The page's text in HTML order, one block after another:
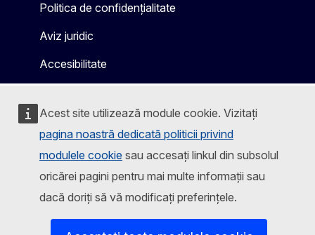
Acest site utilizează module cookie. Vizitați
pagina noastră dedicată politicii privind
modulele cookie sau accesați linkul din subsolul
oricărei pagini pentru mai multe informații sau
dacă doriți să vă modificați preferințele.
Politica de confidențialitate
Aviz juridic
Accesibilitate